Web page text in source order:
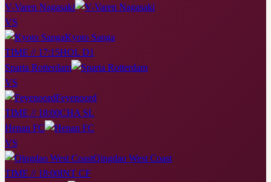
V-Varen Nagasaki
VS
Kyoto Sanga
TIME // 17:15HOL D1
Sparta Rotterdam
VS
Feyenoord
TIME // 18:00CHA SL
Henan FC
VS
Qingdao West Coast
TIME // 18:00INT CF